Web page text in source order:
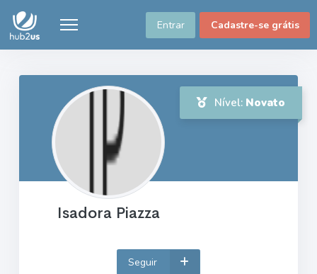
Entrar Cadastre-se grátis
Nível: Novato
Isadora Piazza
Seguir